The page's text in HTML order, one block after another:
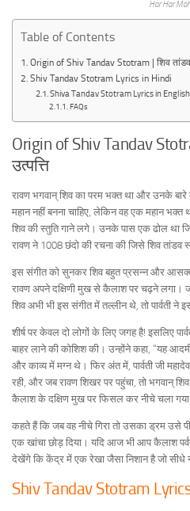
Har Har
Table of Contents
Origin of Shiv Tandav Stotram | शिव तांडव
Shiv Tandav Stotram Lyrics in Hindi
Shiva Tandav Stotram Lyrics in
FAQs
Origin of Shiv Tandav
उत्पत्ति
रावण भगवान् शिव का परम भक्त था और उनके
महान नहीं बनना चाहिए, लेकिन वह एक महान
शिव की स्तुति गाने लगे। उनके पास एक ढोल था
रावण ने 1008 छंदो की रचना की जिसे शिव तांडव
इस संगीत को सुनकर शिव बहुत प्रसन्न और आसक्त
रावण अपने दक्षिणी मुख से कैलाश पर चढ़ने लगा।
शिव अभी भी इस संगीत में तल्लीन थे, तो पार्वती
शीर्ष पर केवल दो लोगों के लिए जगह है! इसलिए
बाहर लाने की कोशिश की। उन्होंने कहा, “यह
और काव्य में मग्न थे। फिर अंत में, पार्वती जी
रही, और जब रावण शिखर पर पहुंचा, तो भगवान्
कैलाश के दक्षिण मुख पर फिसल कर नीचे चला
कहते हैं कि जब वह नीचे गिरा तो उसका ड्रम उसे
एक खांचा छोड़ दिया। यदि आज भी आप कैलाश
देखेंगे कि केंद्र में एक रेखा जैसा निशान है जो सीधे
Shiv Tandav Stotram